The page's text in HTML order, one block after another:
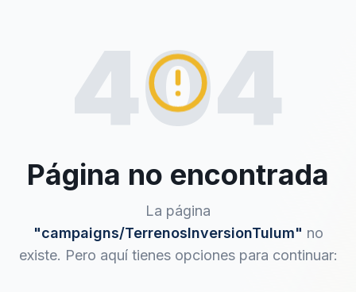
404
Página no encontrada
La página
"campaigns/TerrenosInversionTulum" no
existe. Pero aquí tienes opciones para continuar: